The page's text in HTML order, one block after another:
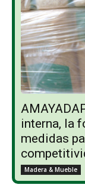
interna, la
medidas
Madera & Mueble